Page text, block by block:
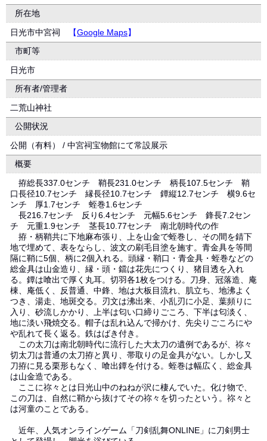
所在地
日光市中宮祠
【Google Maps】
市町等
日光市
所有者/管理者
二荒山神社
公開状況
公開（有料） / 中宮祠宝物館にて常設展示
概要
拵総長337.0センチ 鞘長231.0センチ 柄長107.5センチ 鞘
口長径10.7センチ 縁長径10.7センチ 鐔縦12.7センチ 横9.6セ
ンチ 厚1.7センチ 蛭巻1.6センチ
長216.7センチ 反り6.4センチ 元幅5.6センチ 鋒長7.2セン
チ 元重1.9センチ 茎長10.77センチ 南北朝時代の作
拵・柄鞘共に下地麻布張り、上を山金で蛭巻し、その間を錆下
地で埋めて、表をならし、波文の刷毛目塗を施す。青金具を等間
隔に鞘に5個、柄に2個入れる。頭縁・鞘口・青金具・蛭巻などの
総金具は山金造り、縁・頭・鐺は花先につくり、猪目透を入れ
る。鐔は喰出で厚く丸耳。切羽各1枚をつける。刀身、冠落造、庵
棟、庵低く、反普通、中鋒、地は大板目流れ、肌立ち、地沸よく
つき、湯走、地斑交る。刃文は沸出来、小乱刃に小足、葉頻りに
入り、砂流しかかり、上半は匂い口締りごころ、下半は匂淡く、
地に淡い飛焼交る。帽子は乱れ込んで掃かけ、先尖りごころにや
や乱れて長く返る。鉄はばき付き。
この太刀は南北朝時代に流行した大太刀の遺例であるが、祢々
切太刀は普通の太刀拵と異り、帯取りの足金具がない。しかし又
刀拵に見る栗形もなく、喰出鐔を付ける。蛭巻は幅広く、総金具
は山金造である。
ここに祢々とは日光山中のねねが沢に棲んでいた。化け物で、
この刀は、自然に鞘から抜けてその祢々を切ったという。祢々と
は河童のことである。
近年、人気オンラインゲーム「刀剣乱舞ONLINE」に刀剣男士